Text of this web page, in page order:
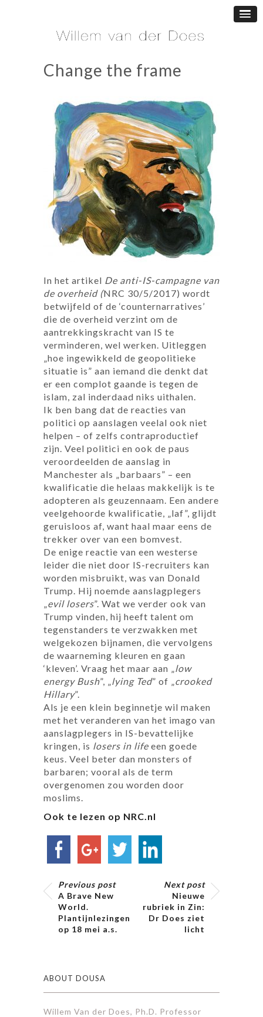
Change the frame
In het artikel De anti-IS-campagne van
de overheid (NRC 30/5/2017) wordt
betwijfeld of de ‘counternarratives’
die de overheid verzint om de
aantrekkingskracht van IS te
verminderen, wel werken. Uitleggen
„hoe ingewikkeld de geopolitieke
situatie is” aan iemand die denkt dat
er een complot gaande is tegen de
islam, zal inderdaad niks uithalen.
Ik ben bang dat de reacties van
politici op aanslagen veelal ook niet
helpen – of zelfs contraproductief
zijn. Veel politici en ook de paus
veroordeelden de aanslag in
Manchester als „barbaars” – een
kwalificatie die helaas makkelijk is te
adopteren als geuzennaam. Een andere
veelgehoorde kwalificatie, „laf”, glijdt
geruisloos af, want haal maar eens de
trekker over van een bomvest.
De enige reactie van een westerse
leider die niet door IS-recruiters kan
worden misbruikt, was van Donald
Trump. Hij noemde aanslagplegers
evil losers”. Wat we verder ook van
Trump vinden, hij heeft talent om
tegenstanders te verzwakken met
welgekozen bijnamen, die vervolgens
de waarneming kleuren en gaan
‘kleven’. Vraag het maar aan „
low
energy Bush”, „ lying Ted” of „ crooked
Hillary”.
Als je een klein beginnetje wil maken
met het veranderen van het imago van
aanslagplegers in IS-bevattelijke
kringen, is losers in life een goede
keus. Veel beter dan monsters of
barbaren; vooral als de term
overgenomen zou worden door
moslims.
Ook te lezen op NRC.nl
Previous post
A Brave New
World.
Plantijnlezingen
op 18 mei a.s.
Next post
Nieuwe
rubriek in Zin:
Dr Does ziet
licht
ABOUT DOUSA
Willem Van der Does, Ph.D. Professor